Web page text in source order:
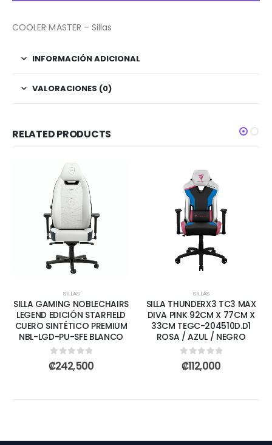
COOLER MASTER – Sillas
INFORMACIÓN ADICIONAL
VALORACIONES (0)
RELATED PRODUCTS
SILLAS
SILLA GAMING NOBLECHAIRS
LEGEND EDICIÓN STARFIELD
CUERO SINTÉTICO PREMIUM
NBL-LGD-PU-SFE BLANCO
0out of 5
₡242,500
SILLAS
SILLA THUNDERX3 TC3 MAX
DIVA PINK 92CM X 77CM X
33CM TEGC-204510D.D1
ROSA / AZUL / NEGRO
0out of 5
₡112,000